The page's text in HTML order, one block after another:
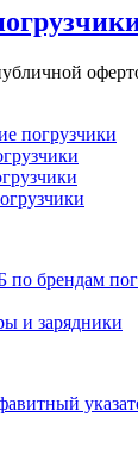
погрузчики
по брендам
и зарядники